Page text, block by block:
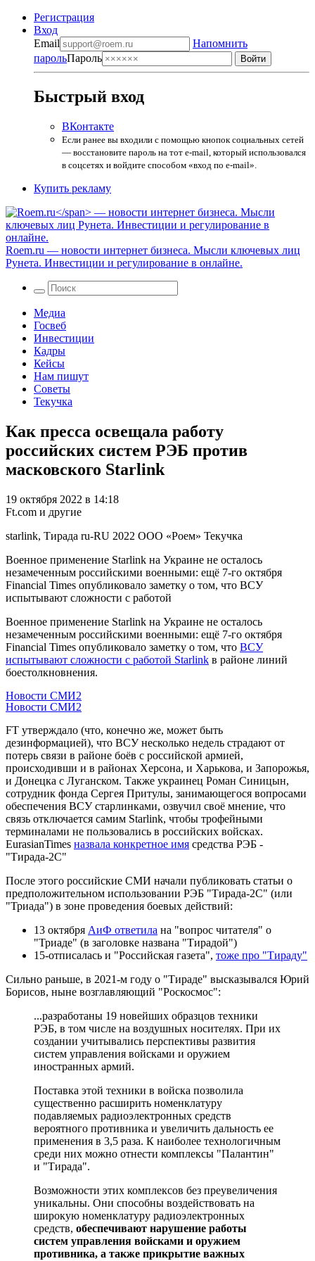
Регистрация
Вход
Email
Напомнить
парольПароль
Быстрый вход
ВКонтакте
Если ранее вы входили с помощью кнопок социальных сетей
— восстановите пароль на тот e-mail, который использовался
в соцсетях и войдите способом «вход по e-mail».
Купить рекламу
Roem.ru — новости интернет бизнеса. Мысли ключевых лиц
Рунета. Инвестиции и регулирование в онлайне.
Медиа
Госвеб
Инвестиции
Кадры
Кейсы
Нам пишут
Советы
Текучка
Как пресса освещала работу
российских систем РЭБ против
масковского Starlink
19 октября 2022 в 14:18
Ft.com и другие
starlink, Тирада ru-RU 2022 ООО «Роем» Текучка
Военное применение Starlink на Украине не осталось
незамеченным российскими военными: ещё 7-го октября
Financial Times опубликовало заметку о том, что ВСУ
испытывают сложности с работой
Военное применение Starlink на Украине не осталось
незамеченным российскими военными: ещё 7-го октября
Financial Times опубликовало заметку о том, что ВСУ
испытывают сложности с работой Starlink в районе линий
боестолкновнения.
Новости СМИ2
Новости СМИ2
FT утверждало (что, конечно же, может быть
дезинформацией), что ВСУ несколько недель страдают от
потерь связи в районе боёв с российской армией,
происходивши и в районах Херсона, и Харькова, и Запорожья,
и Донецка с Луганском. Также украинец Роман Синицын,
сотрудник фонда Сергея Притулы, занимающегося вопросами
обеспечения ВСУ старлинками, озвучил своё мнение, что
связь отключается самим Starlink, чтобы трофейными
терминалами не пользовались в российских войсках.
EurasianTimes назвала конкретное имя средства РЭБ -
"Тирада-2C"
После этого российские СМИ начали публиковать статьи о
предположительном использовании РЭБ "Тирада-2С" (или
"Триада") в зоне проведения боевых действий:
13 октября АиФ ответила на "вопрос читателя" о
"Триаде" (в заголовке названа "Тирадой")
15-отписалась и "Российская газета", тоже про "Тираду"
Сильно раньше, в 2021-м году о "Тираде" высказывался Юрий
Борисов, ныне возглавляющий "Роскосмос":
...разработаны 19 новейших образцов техники
РЭБ, в том числе на воздушных носителях. При их
создании учитывались перспективы развития
систем управления войсками и оружием
иностранных армий.
Поставка этой техники в войска позволила
существенно расширить номенклатуру
подавляемых радиоэлектронных средств
вероятного противника и увеличить дальность ее
применения в 3,5 раза. К наиболее технологичным
среди них можно отнести комплексы "Палантин"
и "Тирада".
Возможности этих комплексов без преувеличения
уникальны. Они способны воздействовать на
широкую номенклатуру радиоэлектронных
средств, обеспечивают нарушение работы
систем управления войсками и оружием
противника, а также прикрытие важных